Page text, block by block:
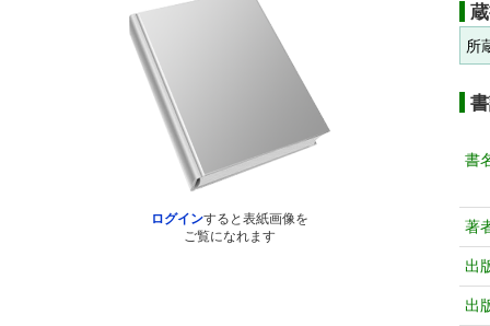
ログインすると表紙画像を
ご覧になれます
所
書
著
出
出